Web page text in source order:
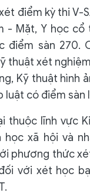
điểm kỳ thi V-
- Mặt, Y học
điểm sàn 270.
thuật xét
Kỹ thuật hình
luật có điểm sàn
thuộc lĩnh vực
học xã hội và
phương thức
đối với xét học